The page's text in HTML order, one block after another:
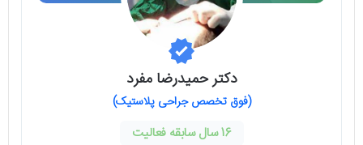
دکتر حمیدرضا مفرد
(فوق تخصص جراحی پلاستیک)
16 سال سابقه فعالیت